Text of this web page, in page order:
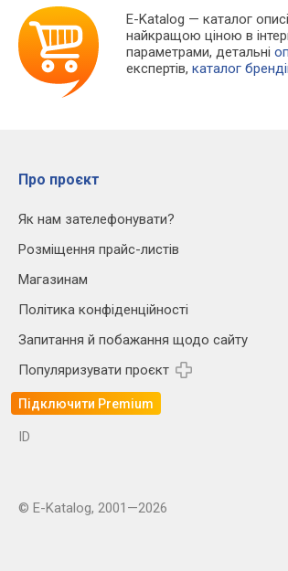
E-Katalog — каталог
найкращою ціною в
параметрами, детальні
експертів,каталог
Про проєкт
Як нам зателефонувати?
Розміщення прайс-листів
Магазинам
Політика конфіденційності
Запитання й побажання щодо сайту
Популяризувати проєкт
Підключити Premium
ID
© E-Katalog, 2001—2026